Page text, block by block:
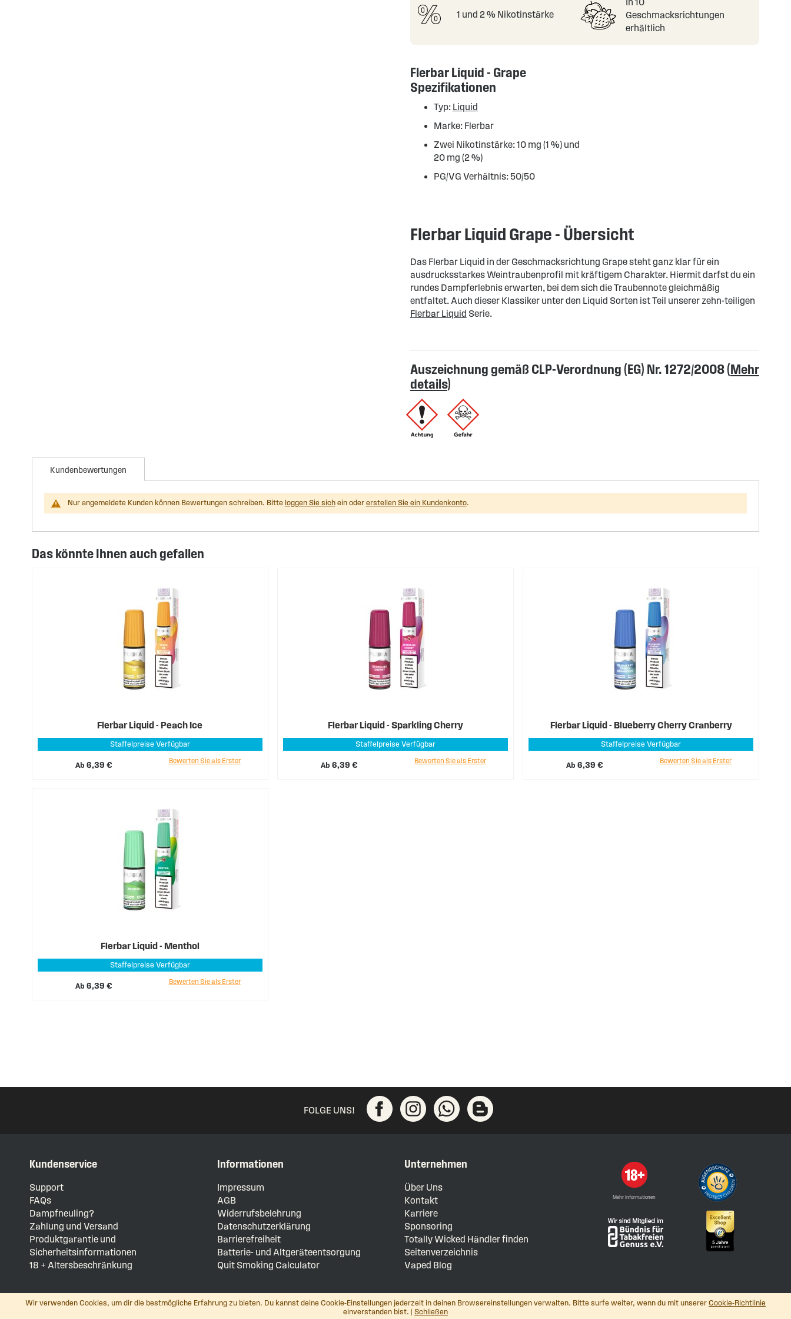
Wir verwenden Cookies, um dir die bestmögliche Erfahrung zu bieten. Du kannst deine Cookie-Einstellungen jederzeit in deinen Browsereinstellungen verwalten. Bitte surfe weiter, wenn du mit unserer Cookie-Richtlinie
einverstanden bist. | Schließen
1 und 2 % Nikotinstärke
In 10
Geschmacksrichtungen
erhältlich
Flerbar Liquid - Grape
Spezifikationen
Typ: Liquid
Marke: Flerbar
Zwei Nikotinstärke: 10 mg (1 %) und
20 mg (2 %)
PG/VG Verhältnis: 50/50
Flerbar Liquid Grape - Übersicht
Das Flerbar Liquid in der Geschmacksrichtung Grape steht ganz klar für ein
ausdrucksstarkes Weintraubenprofil mit kräftigem Charakter. Hiermit darfst du ein
rundes Dampferlebnis erwarten, bei dem sich die Traubennote gleichmäßig
entfaltet. Auch dieser Klassiker unter den Liquid Sorten ist Teil unserer zehn-teiligen
Flerbar Liquid Serie.
Auszeichnung gemäß CLP-Verordnung (EG) Nr. 1272/2008 (Mehr
details)
Kundenbewertungen
Nur angemeldete Kunden können Bewertungen schreiben. Bitte loggen Sie sichein oder erstellen Sie ein Kundenkonto.
Das könnte Ihnen auch gefallen
Flerbar Liquid - Peach Ice
Staffelpreise Verfügbar
Ab 6,39 €
Bewerten Sie als Erster
Flerbar Liquid - Sparkling Cherry
Staffelpreise Verfügbar
Ab 6,39 €
Bewerten Sie als Erster
Flerbar Liquid - Blueberry Cherry Cranberry
Staffelpreise Verfügbar
Ab6,39 €
Bewerten Sie als Erster
Flerbar Liquid - Menthol
Staffelpreise Verfügbar
Ab 6,39 €
Bewerten Sie als Erster
FOLGE UNS!
Kundenservice
Support
FAQs
Dampfneuling?
Zahlung und Versand
Produktgarantie und
Sicherheitsinformationen
18 + Altersbeschränkung
Informationen
Impressum
AGB
Widerrufsbelehrung
Datenschutzerklärung
Barrierefreiheit
Batterie- und Altgeräteentsorgung
Quit Smoking Calculator
Unternehmen
Über Uns
Kontakt
Karriere
Sponsoring
Totally Wicked Händler finden
Seitenverzeichnis
Vaped Blog
Mehr Informationen